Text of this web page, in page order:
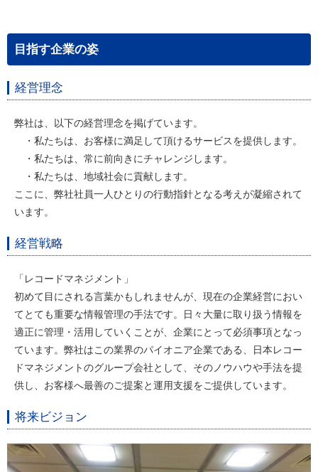
目指す企業の姿
経営理念
弊社は、以下の経営理念を掲げています。
・私たちは、お客様に満足して頂けるサービスを提供します。
・私たちは、常に前向きにチャレンジします。
・私たちは、地域社会に貢献します。
ここに、弊社社員一人ひとりの行動指針となる考えが凝縮されて
います。
経営戦略
「レコードマネジメント」
初めて目にされる言葉かもしれませんが、現在の企業経営におい
てとても重要な情報管理の手法です。日々大量に取り扱う情報を
適正に管理・活用していくことが、企業にとって必須事項となっ
ています。弊社はこの業界のパイオニア企業である、日本レコー
ドマネジメントのグループ会社として、そのノウハウや手法を提
供し、お客様へ最善のご提案と運用支援をご提供しています。
将来ビジョン